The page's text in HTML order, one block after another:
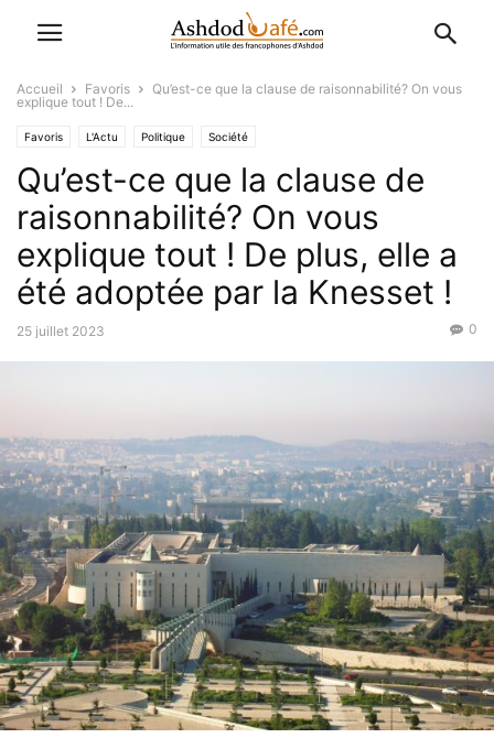
Accueil Favoris
Qu’est-ce que la clause de raisonnabilité? On vous
explique tout ! De...
Favoris L'Actu Politique Société
Qu’est-ce que la clause de
raisonnabilité? On vous
explique tout ! De plus, elle a
été adoptée par la Knesset !
25 juillet 2023 0